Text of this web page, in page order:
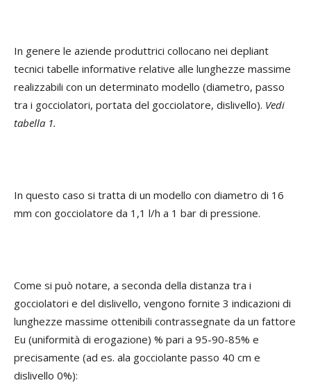
In genere le aziende produttrici collocano nei depliant
tecnici tabelle informative relative alle lunghezze massime
realizzabili con un determinato modello (diametro, passo
tra i gocciolatori, portata del gocciolatore, dislivello). Vedi
tabella 1.
In questo caso si tratta di un modello con diametro di 16
mm con gocciolatore da 1,1 l/h a 1 bar di pressione.
Come si può notare, a seconda della distanza tra i
gocciolatori e del dislivello, vengono fornite 3 indicazioni di
lunghezze massime ottenibili contrassegnate da un fattore
Eu (uniformità di erogazione) % pari a 95-90-85% e
precisamente (ad es. ala gocciolante passo 40 cm e
dislivello 0%):